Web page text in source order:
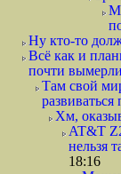
Ну кто-то
Всё как и
почти
Там свой
Хм,
AT&T
нельзя
18:16